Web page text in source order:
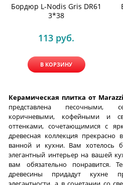
Бордюр L-Nodis Gris DR61
3*38
113 руб.
В КОРЗИНУ
Керамическая плитка от
представлена песочными,
коричневыми, кофейными и
оттенками, сочетающимися с
древесная коллекция
ванной и кухни. Вам хотелось
элегантный интерьер на вашей
вам обязательно понравится.
древесины придадут кухне